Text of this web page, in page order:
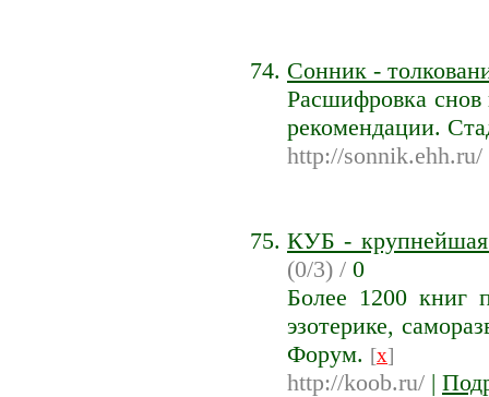
Сонник -
Расшифровка
рекомендации.
http://sonnik.ehh.ru/
КУБ - крупнейшая
(0/3) / 0
Более 1200 книг
эзотерике,
Форум. [x]
http://koob.ru/ |